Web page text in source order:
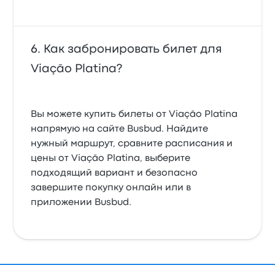
Как забронировать билет для
Viação Platina?
Вы можете купить билеты от Viação Platina
напрямую на сайте Busbud. Найдите
нужный маршрут, сравните расписания и
цены от Viação Platina, выберите
подходящий вариант и безопасно
завершите покупку онлайн или в
приложении Busbud.